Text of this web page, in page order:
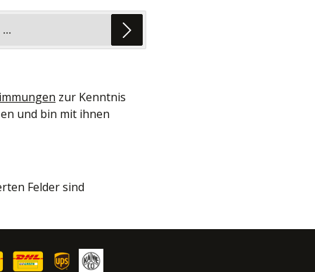
zur Kenntnis
und bin mit ihnen
Felder sind